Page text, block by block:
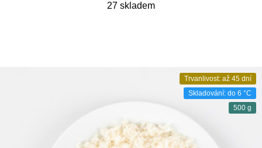
27 skladem
Trvanlivost: až 45 dní
Skladování: do 6 °C
500 g